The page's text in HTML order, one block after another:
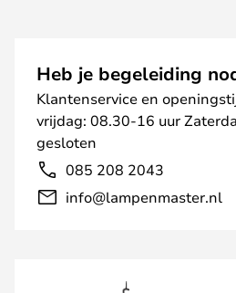
Heb je begeleiding
Klantenservice en
vrijdag: 08.30-16 uur
gesloten
085 208 2043
info@lampenmaster.nl